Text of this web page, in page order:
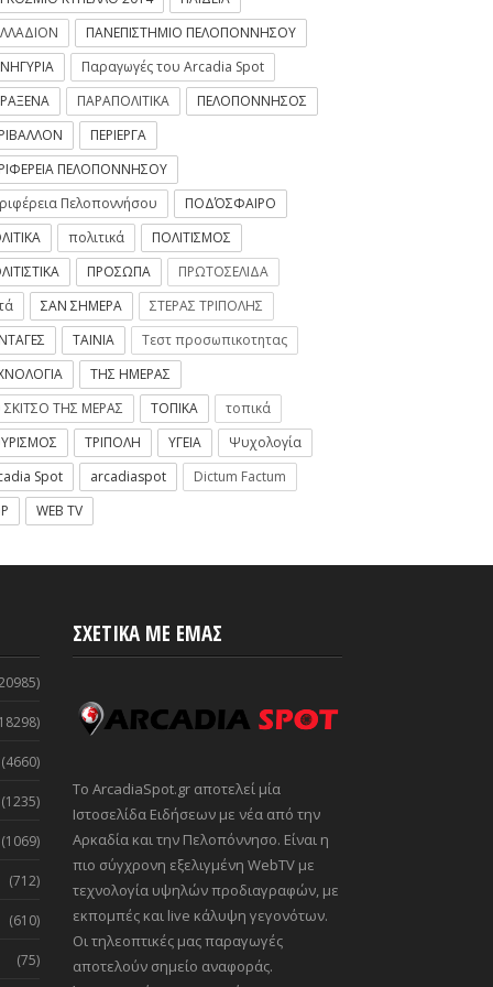
ΠΑΝΕΠΙΣΤΗΜΙΟ ΠΕΛΟΠΟΝΝΗΣΟΥ
Παραγωγές του Arcadia Spot
ΠΑΡΑΠΟΛΙΤΙΚΑ
ΠΕΛΟΠΟΝΝΗΣΟΣ
ΠΕΡΙΕΡΓΑ
ΠΕΛΟΠΟΝΝΗΣΟΥ
Πελοποννήσου
ΠΟΔΌΣΦΑΙΡΟ
πολιτικά
ΠΟΛΙΤΙΣΜΟΣ
ΠΡΟΣΩΠΑ
ΠΡΩΤΟΣΕΛΙΔΑ
ΣΑΝ ΣΗΜΕΡΑ
ΣΤΕΡΑΣ ΤΡΙΠΟΛΗΣ
ΤΑΙΝΙΑ
Τεστ προσωπικοτητας
ΤΗΣ ΗΜΕΡΑΣ
ΤΗΣ ΜΕΡΑΣ
ΤΟΠΙΚΑ
τοπικά
ΤΡΙΠΟΛΗ ΥΓΕΙΑ
Ψυχολογία
Spot
arcadiaspot
Dictum Factum
WEB TV
(4660)
(1235)
(1069)
(712)
(610)
(75)
ΣΧΕΤΙΚΑ ΜΕ ΕΜΑΣ
Το ArcadiaSpot.gr αποτελεί μία
Ιστοσελίδα Ειδήσεων με νέα από την
Αρκαδία και την Πελοπόννησο. Είναι η
πιο σύγχρονη εξελιγμένη WebTV με
τεχνολογία υψηλών προδιαγραφών, με
εκπομπές και live κάλυψη γεγονότων.
Οι τηλεοπτικές μας παραγωγές
αποτελούν σημείο αναφοράς.